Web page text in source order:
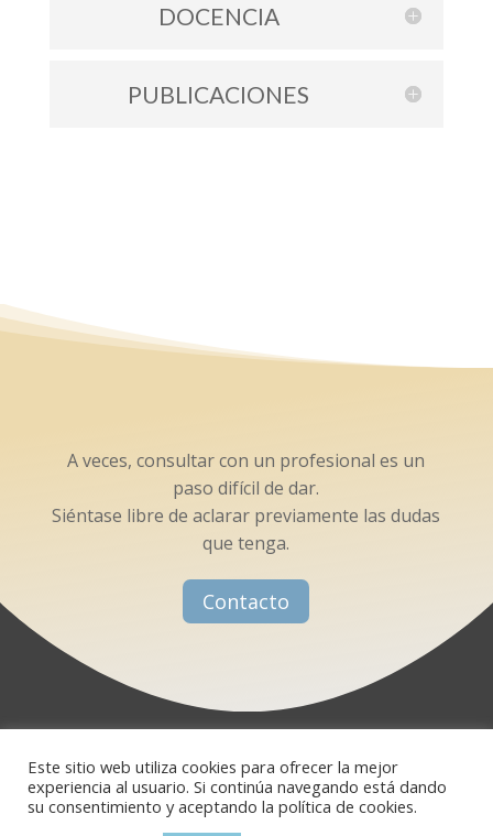
DOCENCIA
PUBLICACIONES
A veces, consultar con un profesional es un
paso difícil de dar.
Siéntase libre de aclarar previamente las dudas
que tenga.
Contacto
©Belén Nieto Centeno
Política de Cookies|Política de Privacidad
Este sitio web utiliza cookies para ofrecer la mejor
experiencia al usuario. Si continúa navegando está dando
su consentimiento y aceptando la política de cookies.